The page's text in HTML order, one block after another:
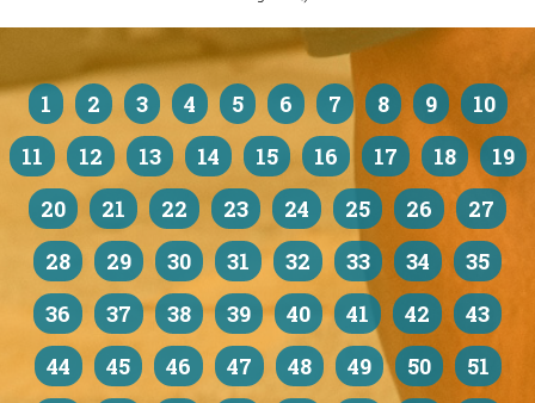
1 2 3 4 5 6 7 8 9
10
11
12 13 14 15 16 17 18
19
20
21 22 23 24 25 26
27
28
29 30 31 32 33 34
35
36
37 38 39 40 41 42
43
44
45 46 47 48 49 50
51